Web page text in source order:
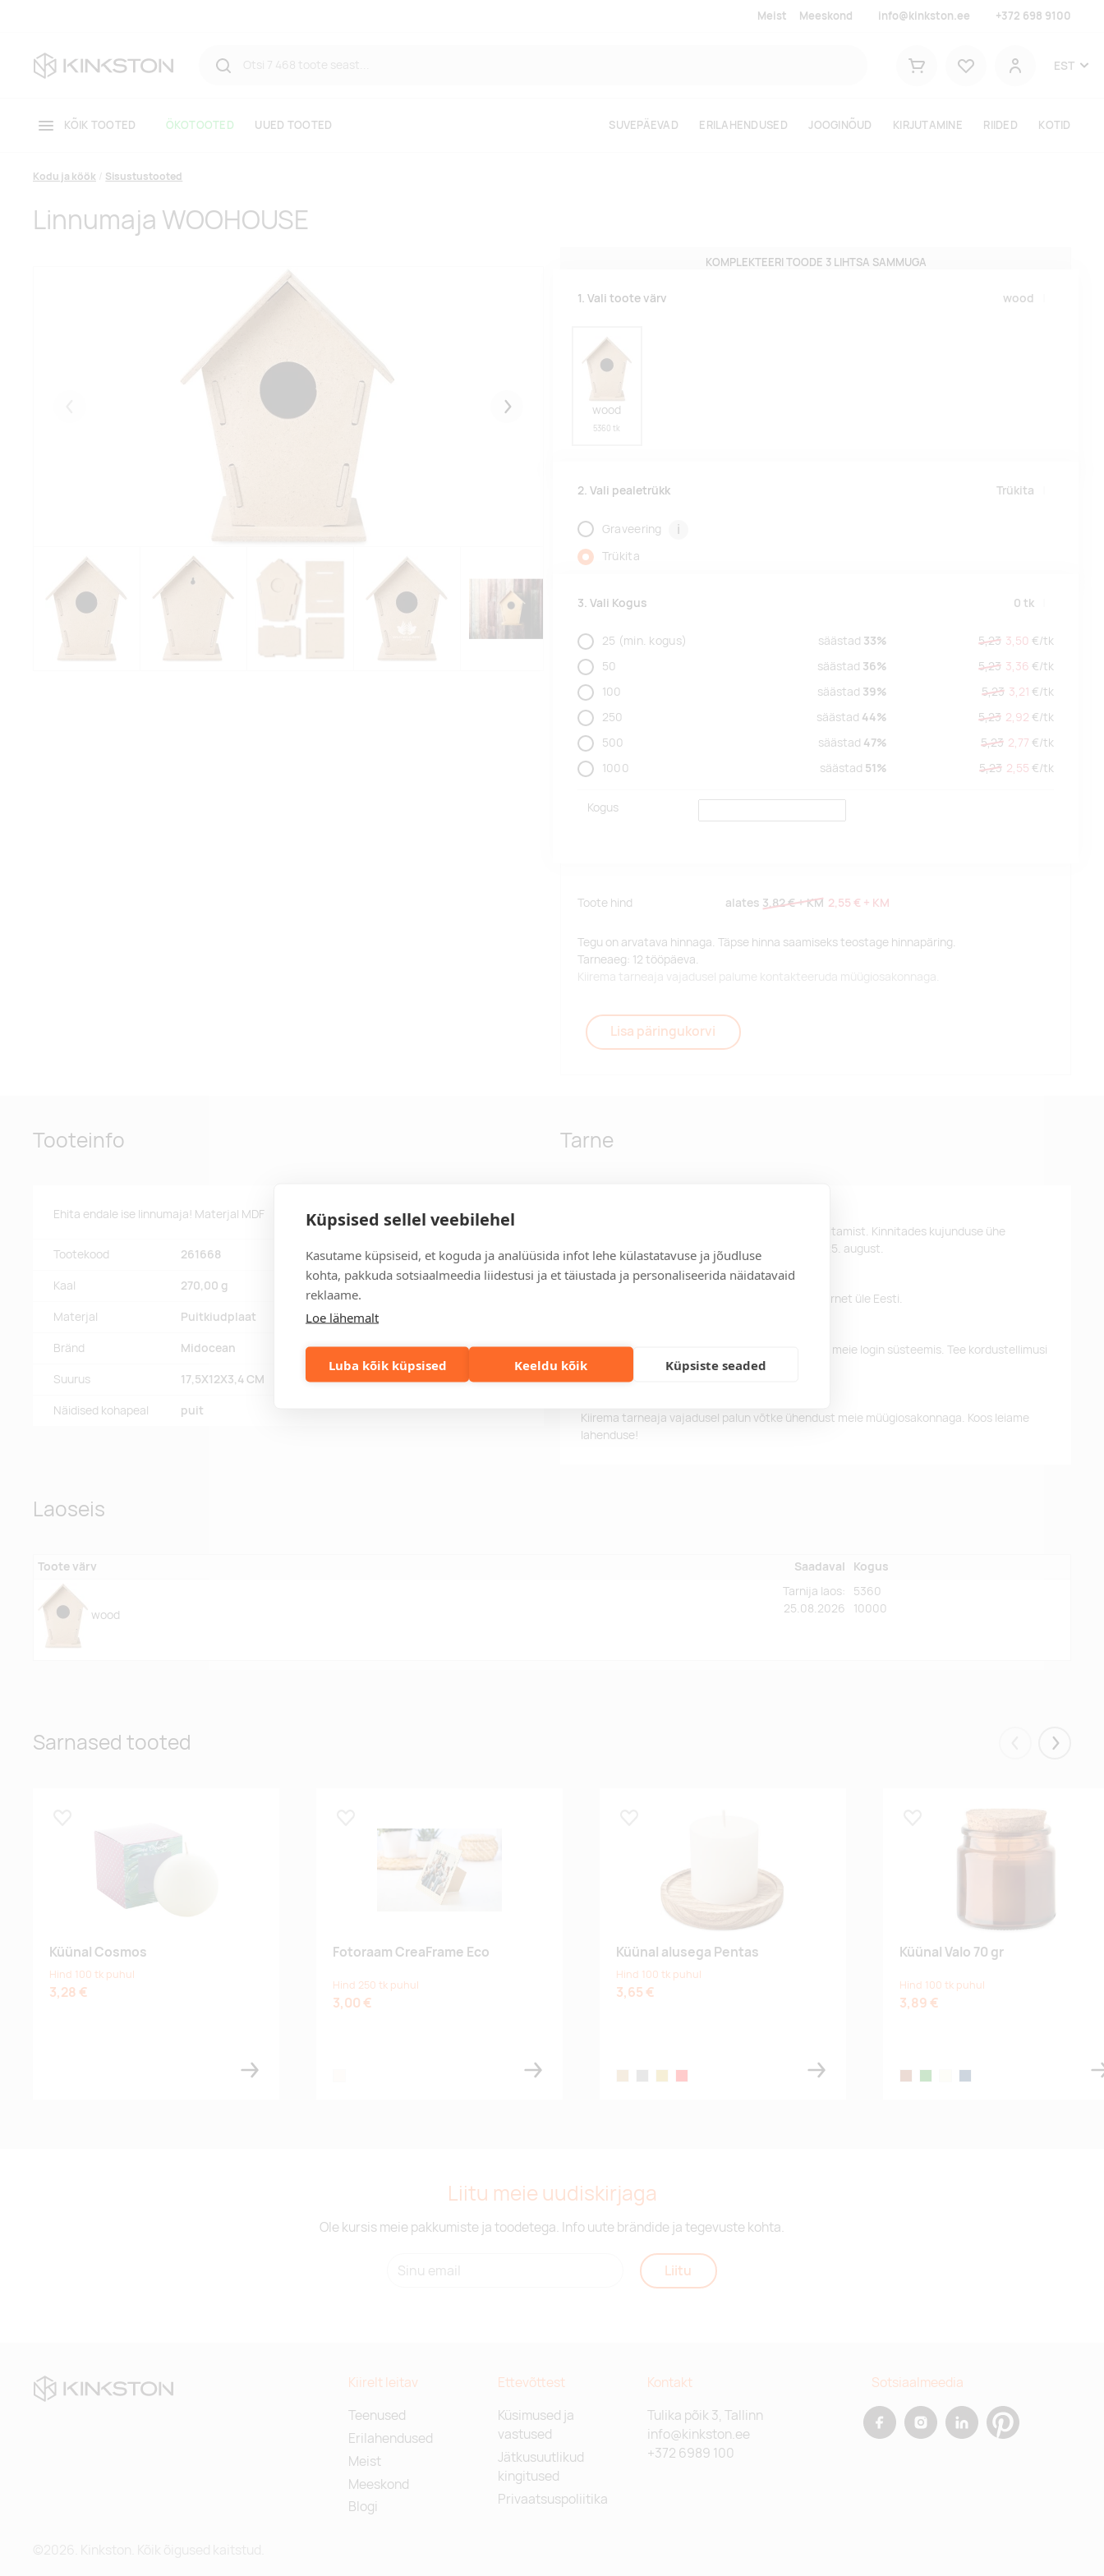
Küpsised sellel veebilehel
Kasutame küpsiseid, et koguda ja analüüsida infot lehe külastatavuse ja jõudluse
kohta, pakkuda sotsiaalmeedia liidestusi ja et täiustada ja personaliseerida näidatavaid
reklaame.
Loe lähemalt
Luba kõik küpsised Keeldu kõik Küpsiste seaded
Meist Meeskond info@kinkston.ee +372 698 9100
Ostukorv
Kasutaja
EST
KÕIK TOOTED ÖKOTOOTED UUED TOOTED SUVEPÄEVAD ERILAHENDUSED JOOGINÕUD KIRJUTAMINE RIIDED KOTID
Kodu ja köök Sisustustooted
Linnumaja WOOHOUSE
Järgmised
KOMPLEKTEERI TOODE 3 LIHTSA SAMMUGA
1. Vali toote värv wood
wood
5360 tk
2. Vali pealetrükk Trükita
Graveering i
Trükita
3. Vali Kogus 0 tk
25 (min. kogus) säästad 33% 5,23 3,50 €/tk
50
säästad 36% 5,23 3,36 €/tk
100
säästad 39% 5,23 3,21 €/tk
250
säästad 44% 5,23 2,92 €/tk
500
säästad 47% 5,23 2,77 €/tk
1000
säästad 51% 5,23 2,55 €/tk
Kogus
Toote hind alates 3,82 €+ KM 2,55 € + KM
Tegu on arvatava hinnaga. Täpse hinna saamiseks teostage hinnapäring.
Tarneaeg: 12 tööpäeva.
Kiirema tarneaja vajadusel palume kontakteeruda müügiosakonnaga.
Lisa päringukorvi
Tooteinfo
Ehita endale ise linnumaja! Materjal MDF
Tootekood 261668
Kaal 270,00 g
Materjal Puitkiudplaat
Bränd Midocean
Suurus 17,5X12X3,4 CM
Näidised kohapeal puit
Tarne
Tarneaeg on 12 tööpäeva pärast kujunduse kinnitamist. Kinnitades kujunduse ühe
tööpäeva jooksul, saate tooted kätte hiljemalt 25. august.
Tarne tingimused
Üle 500 euro tellimuste puhul pakume tasuta tarnet üle Eesti.
Jälgi oma olemasolevaid ning eelnevaid tellimusi meie login süsteemis. Tee kordustellimusi
lihtsalt.
Kiirema tarneaja vajadusel palun võtke ühendust meie müügiosakonnaga. Koos leiame
lahenduse!
Laoseis
Toote värv Saadaval Kogus
wood
Tarnija laos:
25.08.2026
5360
10000
Sarnased tooted Eelmised
Küünal Cosmos
Hind 100 tk puhul
3,28 €
Fotoraam CreaFrame Eco
Hind 250 tk puhul
3,00 €
Küünal alusega Pentas
Hind 100 tk puhul
3,65 €
Küünal Valo 70 gr
Hind 100 tk puhul
3,89 €
Liitu meie uudiskirjaga
Ole kursis meie pakkumiste ja toodetega. Info uute brändide ja tegevuste kohta.
Liitu
Kiirelt leitav
Teenused
Erilahendused
Meist
Meeskond
Blogi
Ettevõttest
Küsimused ja
vastused
Jätkusuutlikud
kingitused
Privaatsuspoliitika
Kontakt
Tulika põik 3, Tallinn
info@kinkston.ee
+372 6989 100
Sotsiaalmeedia